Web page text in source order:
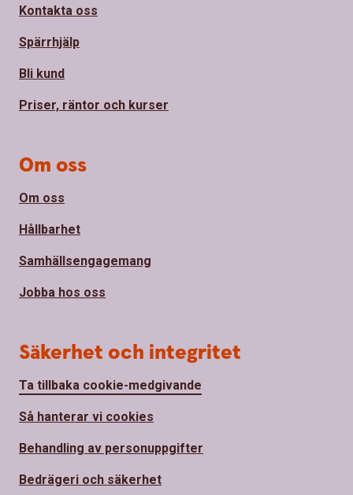
Kontakta oss
Spärrhjälp
Bli kund
Priser, räntor och kurser
Om oss
Om oss
Hållbarhet
Samhällsengagemang
Jobba hos oss
Säkerhet och integritet
Ta tillbaka cookie-medgivande
Så hanterar vi cookies
Behandling av personuppgifter
Bedrägeri och säkerhet